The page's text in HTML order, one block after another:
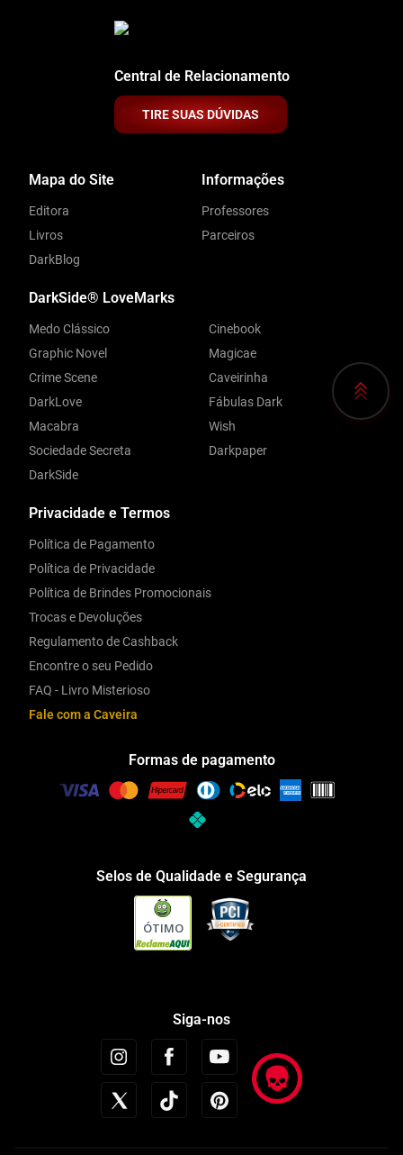
Central de Relacionamento
TIRE SUAS DÚVIDAS
Privacidade e Termos
Política de Pagamento
Política de Privacidade
Política de Brindes Promocionais
Trocas e Devoluções
Regulamento de Cashback
Encontre o seu Pedido
FAQ - Livro Misterioso
Fale com a Caveira
Mapa do Site
Editora
Livros
DarkBlog
Informações
Professores
Parceiros
DarkSide® LoveMarks
Medo Clássico
Graphic Novel
Crime Scene
DarkLove
Macabra
Sociedade Secreta
DarkSide
Cinebook
Magicae
Caveirinha
Fábulas Dark
Wish
Darkpaper
Formas de pagamento
Selos de Qualidade e Segurança
ÓTIMO
Siga-nos